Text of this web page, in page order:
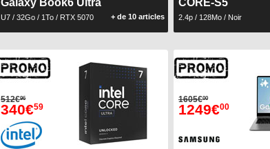
Galaxy Book6 Ultra
U7 / 32Go / 1To / RTX 5070 + de 10 articles
CORE-S5
2.4p / 128Mo / Noir
512€96
340€59
1605€00
1249€00